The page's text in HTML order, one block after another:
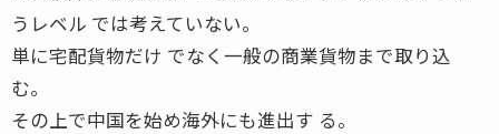
うレベル では考えていない。
単に宅配貨物だけ でなく一般の商業貨物まで取り込
む。
その上で中国を始め海外にも進出す る。